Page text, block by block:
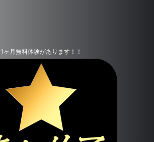
1ヶ月無料体験があります！！